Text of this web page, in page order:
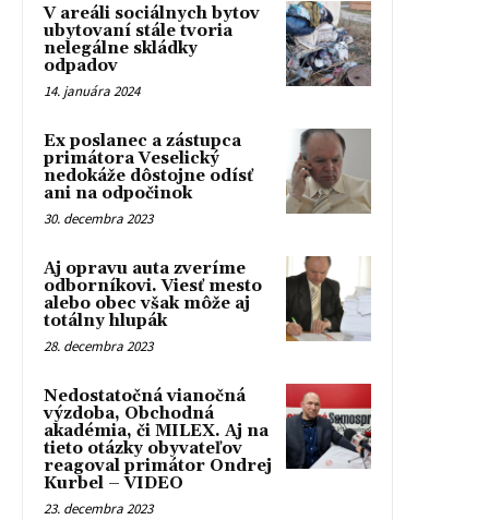
V areáli sociálnych bytov
ubytovaní stále tvoria
nelegálne skládky
odpadov
14. januára 2024
Ex poslanec a zástupca
primátora Veselický
nedokáže dôstojne odísť
ani na odpočinok
30. decembra 2023
Aj opravu auta zveríme
odborníkovi. Viesť mesto
alebo obec však môže aj
totálny hlupák
28. decembra 2023
Nedostatočná vianočná
výzdoba, Obchodná
akadémia, či MILEX. Aj na
tieto otázky obyvateľov
reagoval primátor Ondrej
Kurbel – VIDEO
23. decembra 2023